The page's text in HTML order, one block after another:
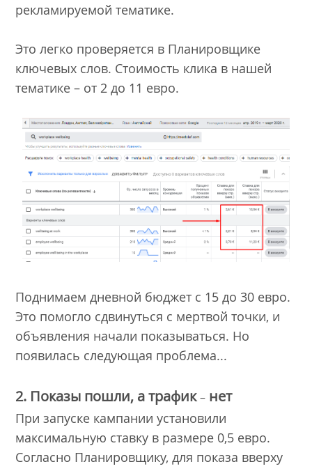
рекламируемой тематике.
Это легко проверяется в Планировщике
ключевых слов. Стоимость клика в нашей
тематике – от 2 до 11 евро.
Поднимаем дневной бюджет с 15 до 30 евро.
Это помогло сдвинуться с мертвой точки, и
объявления начали показываться. Но
появилась следующая проблема...
2. Показы пошли, а трафик– нет
При запуске кампании установили
максимальную ставку в размере 0,5 евро.
Согласно Планировщику, для показа вверху